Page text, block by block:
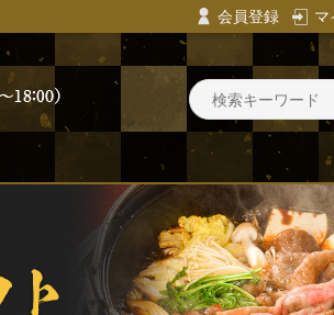
会員登録 マ